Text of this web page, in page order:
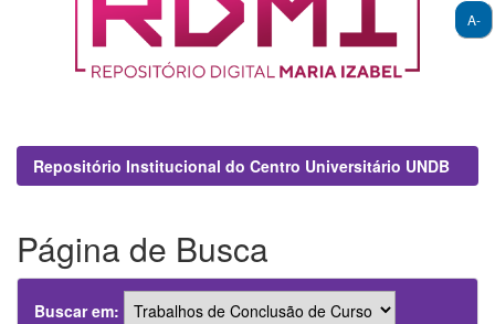
A-
Repositório Institucional do Centro Universitário UNDB
Página de Busca
Buscar em: